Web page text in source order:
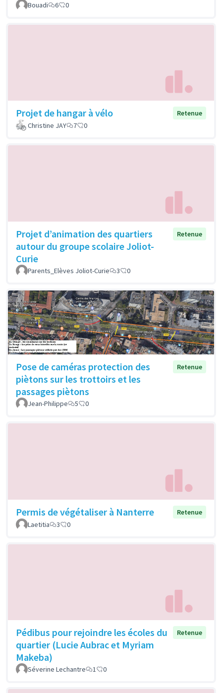
Bouadi 6 0
Projet de hangar à vélo
Retenue
Christine JAY
7 0
Projet d’animation des quartiers
autour du groupe scolaire Joliot-
Curie
Retenue
Parents_Elèves Joliot-Curie 3 0
Pose de caméras protection des
piètons sur les trottoirs et les
passages piètons
Retenue
Jean-Philippe 5 0
Permis de végétaliser à Nanterre
Retenue
Laetitia
3 0
Pédibus pour rejoindre les écoles du
quartier (Lucie Aubrac et Myriam
Makeba)
Retenue
Séverine Lechantre 1 0